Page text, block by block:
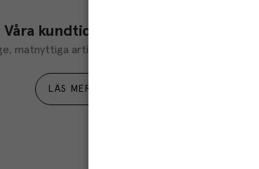
Våra kundtidningar
matnyttiga artiklar och ta del av aktuella kampanjer.
LÄS MER